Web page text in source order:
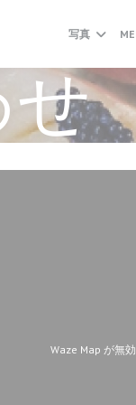
写真
せ
Waze Map が無